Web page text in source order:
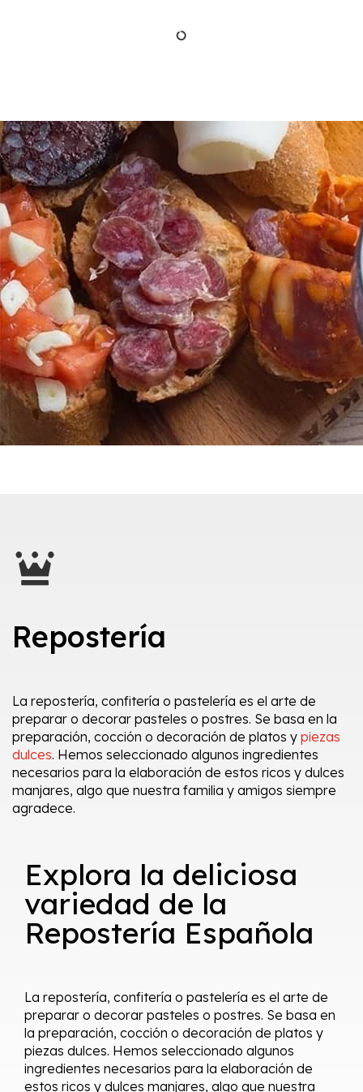
Repostería
La repostería, confitería o pastelería es el arte de
preparar o decorar pasteles o postres. Se basa en la
preparación, cocción o decoración de platos y piezas
dulces. Hemos seleccionado algunos ingredientes
necesarios para la elaboración de estos ricos y dulces
manjares, algo que nuestra familia y amigos siempre
agradece.
Explora la deliciosa
variedad de la
Repostería Española
La repostería, confitería o pastelería es el arte de
preparar o decorar pasteles o postres. Se basa en
la preparación, cocción o decoración de platos y
piezas dulces. Hemos seleccionado algunos
ingredientes necesarios para la elaboración de
estos ricos y dulces manjares, algo que nuestra